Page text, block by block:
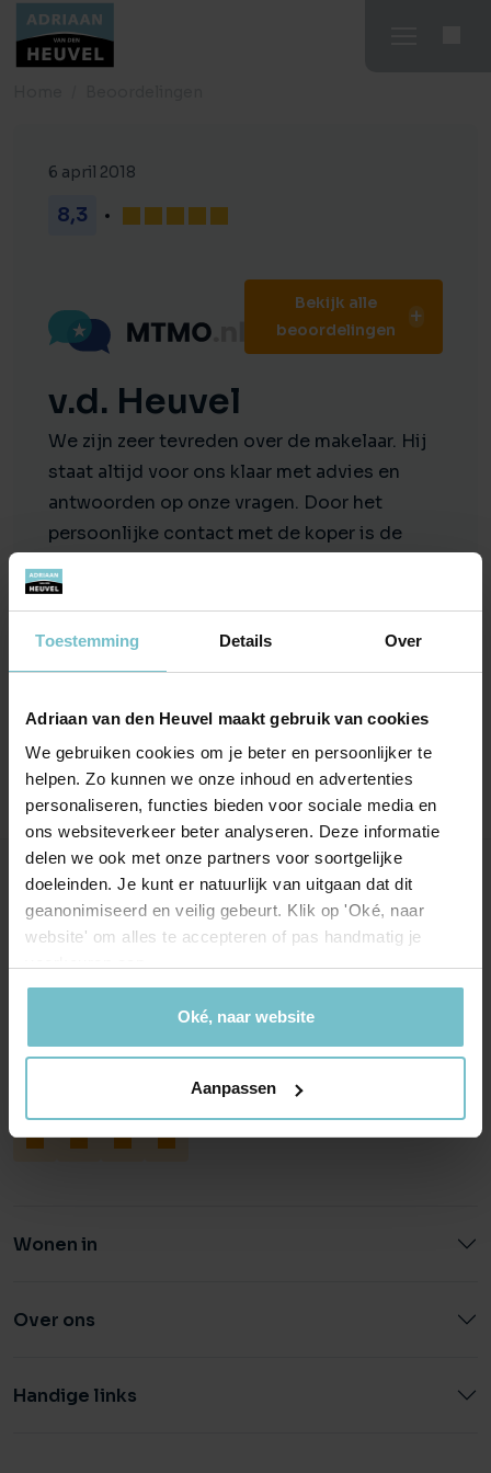
Toestemming Details Over
Adriaan van den Heuvel maakt gebruik van cookies
We gebruiken cookies om je beter en persoonlijker te
helpen. Zo kunnen we onze inhoud en advertenties
personaliseren, functies bieden voor sociale media en
ons websiteverkeer beter analyseren. Deze informatie
delen we ook met onze partners voor soortgelijke
doeleinden. Je kunt er natuurlijk van uitgaan dat dit
geanonimiseerd en veilig gebeurt. Klik op 'Oké, naar
website' om alles te accepteren of pas handmatig je
Oké, naar website
Aanpassen
6 april 2018
8,3
Bekijk alle
beoordelingen
v.d. Heuvel
We zijn zeer tevreden over de makelaar. Hij
staat altijd voor ons klaar met advies en
antwoorden op onze vragen. Door het
persoonlijke contact met de koper is de
verkoop ook goed verlopen. De
medewerkers op het kantoor van Adriaan
woord en zetten zich o.a. extra in om het
allemaal!
Onze kantoren
Helmond
Hoofdstraat 155
info@heuvel.nl
Eindhoven
Aalsterweg 134c
5615 CJ Eindhoven
eindhoven@heuvel.nl
Wonen in
Over ons
Handige links